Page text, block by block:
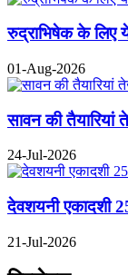
रुद्राभिषेक के लिए
01-Aug-2026
सावन की
24-Jul-2026
देवशयनी एकादशी
21-Jul-2026